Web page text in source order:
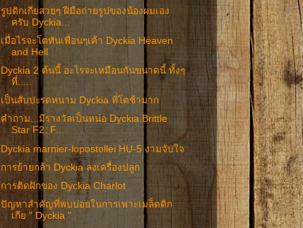
รูปดิกเกียสวยๆ ฝีมือถ่ายรูปของน้องผมเอง
ครับ Dyckia...
เมื่อไรจะโตทันเพื่อนๆเค้า Dyckia Heaven
and Hell
Dyckia 2 ต้นนี้ อะไรจะเหมือนกันขนาดนี้ ทั้งๆ
ที่.....
เป็นสับปะรดหนาม Dyckia ที่โตช้ามาก
คำถาม...มีรางวัลเป็นหน่อ Dyckia Brittle
Star F2, F...
Dyckia marnier-lopostollei HU-5 งามจับใจ
การย้ายกล้า Dyckia ลงเครื่องปลูก
การติดฝักของ Dyckia Charlot
ปัญหาสำคัญที่พบบ่อยในการเพาะเมล็ดดิก
เกีย " Dyckia "